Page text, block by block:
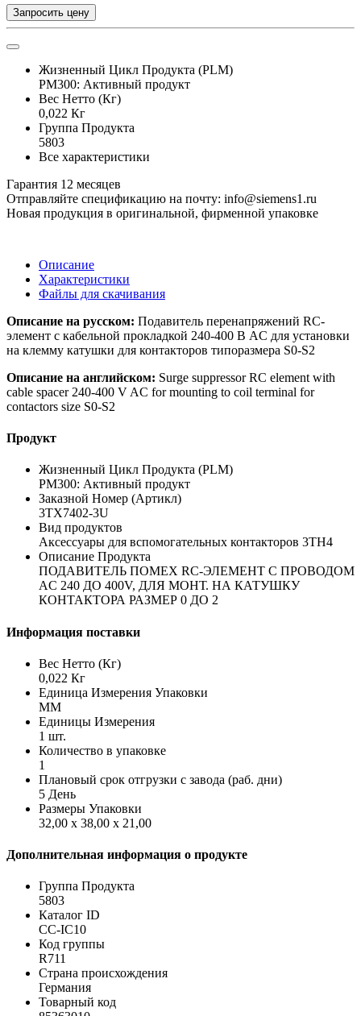
Запросить цену
Жизненный Цикл Продукта (PLM)
PM300: Активный продукт
Вес Нетто (Кг)
0,022 Кг
Группа Продукта
5803
Все характеристики
Гарантия 12 месяцев
Отправляйте спецификацию на почту: info@siemens1.ru
Новая продукция в оригинальной, фирменной упаковке
Описание
Характеристики
Файлы для скачивания
Описание на русском: Подавитель перенапряжений RC-
элемент с кабельной прокладкой 240-400 В AC для установки
на клемму катушки для контакторов типоразмера S0-S2
Описание на английском: Surge suppressor RC element with
cable spacer 240-400 V AC for mounting to coil terminal for
contactors size S0-S2
Продукт
Жизненный Цикл Продукта (PLM)
PM300: Активный продукт
Заказной Номер (Артикл)
3TX7402-3U
Вид продуктов
Аксессуары для вспомогательных контакторов 3TH4
Описание Продукта
ПОДАВИТЕЛЬ ПОМЕХ RC-ЭЛЕМЕНТ С ПРОВОДОМ
AC 240 ДO 400V, ДЛЯ МОНТ. НА КАТУШКУ
КОНТАКТОРА РАЗМЕР 0 ДO 2
Информация поставки
Вес Нетто (Кг)
0,022 Кг
Единица Измерения Упаковки
MM
Единицы Измерения
1 шт.
Количество в упаковке
1
Плановый срок отгрузки с завода (раб. дни)
5 День
Размеры Упаковки
32,00 x 38,00 x 21,00
Дополнительная информация о продукте
Группа Продукта
5803
Каталог ID
CC-IC10
Код группы
R711
Страна происхождения
Германия
Товарный код